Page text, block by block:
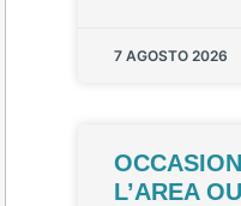
7 AGOSTO 2026
L’AREA